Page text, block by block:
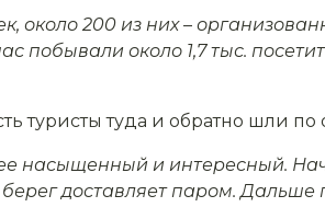
около 200 из них–
побывали около 1,7 тыс.
туристы туда и обратно шли
насыщенный и интересный.
доставляет паром. Дальше